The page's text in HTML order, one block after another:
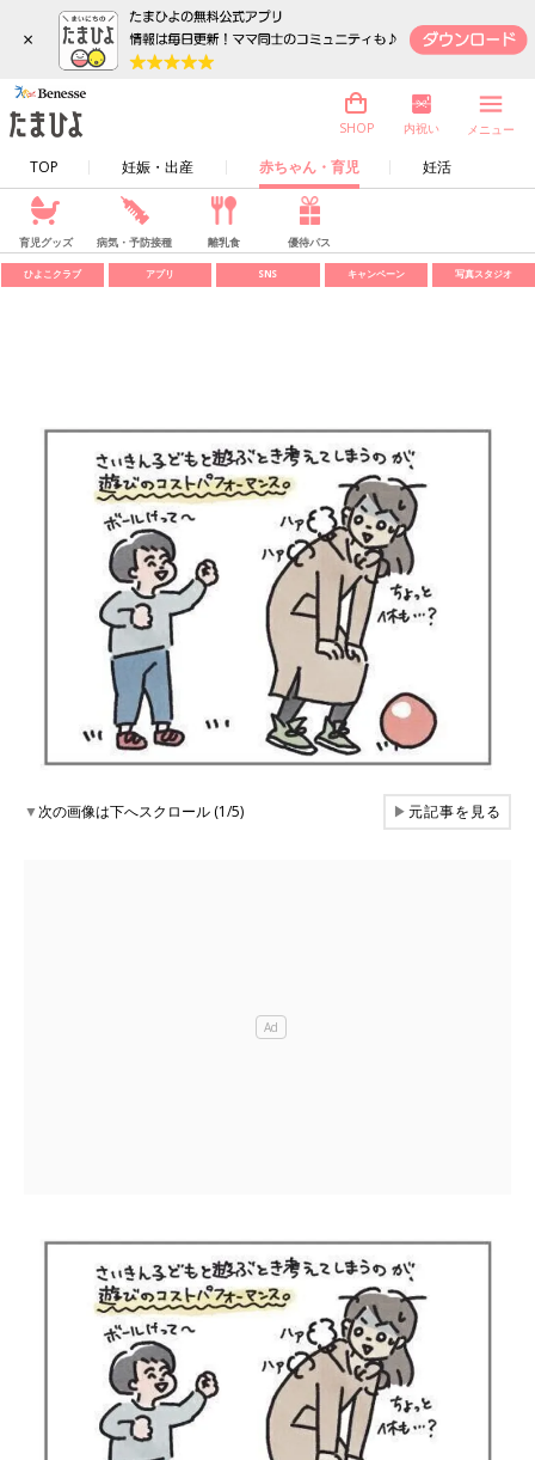
×
TOP 妊娠・出産 赤ちゃん・育児 妊活
SHOP 内祝い メニュー
育児グッズ 病気・予防接種 離乳食 優待パス
ひよこクラブ アプリ SNS キャンペーン 写真スタジオ
▼次の画像は下へスクロール (1/5) ▶元記事を見る